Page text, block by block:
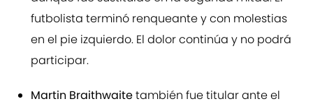
futbolista terminó renqueante y con molestias
en el pie izquierdo. El dolor continúa y no podrá
participar.
Martin Braithwaitetambién fue titular ante el